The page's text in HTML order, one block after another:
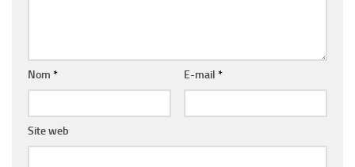
Nom * E-mail *
Site web